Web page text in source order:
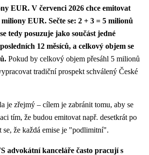
EUR. V červenci 2026 chce emitovat
EUR. Sečte se: 2 + 3 = 5 milionů
tedy posuzuje jako součást jedné
12 měsíců, a celkový objem se
Pokud by celkový objem přesáhl 5 milionů
tradiční prospekt schválený České
je zřejmý – cílem je zabránit tomu, aby se
tím, že budou emitovat např. desetkrát po
že každá emise je "podlimitní".
advokátní kanceláře často pracují s